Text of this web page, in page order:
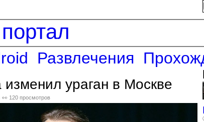
Развлечения
ураган в Москве
👀 120 просмотров